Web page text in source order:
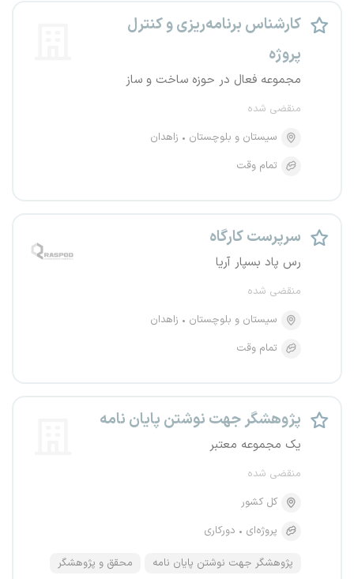
کارشناس برنامه‌ریزی و کنترل
پروژه
مجموعه فعال در حوزه ساخت و ساز
منقضی شده
سیستان و بلوچستان
زاهدان
تمام وقت
سرپرست کارگاه
رس پاد بسپار آریا
منقضی شده
سیستان و بلوچستان
زاهدان
تمام وقت
پژوهشگر جهت نوشتن پایان نامه
یک مجموعه معتبر
منقضی شده
کل کشور
پروژه‌ای
دورکاری
پژوهشگر جهت نوشتن پایان نامه محقق و پژوهشگر